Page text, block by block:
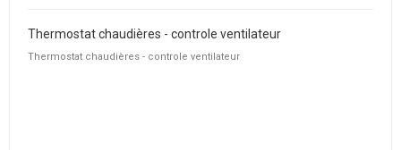
Thermostat chaudières - controle ventilateur
Thermostat chaudières - controle ventilateur